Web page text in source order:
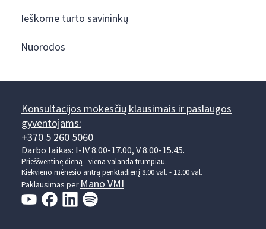
Ieškome turto savininkų
Nuorodos
Konsultacijos mokesčių klausimais ir paslaugos
gyventojams:
+370 5 260 5060
Darbo laikas: I-IV 8.00-17.00, V 8.00-15.45.
Prieššventinę dieną - viena valanda trumpiau.
Kiekvieno mėnesio antrą penktadienį 8.00 val. - 12.00 val.
Paklausimas perMano VMI